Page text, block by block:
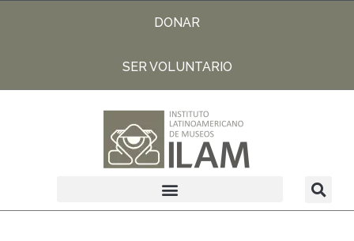
DONAR
SER VOLUNTARIO